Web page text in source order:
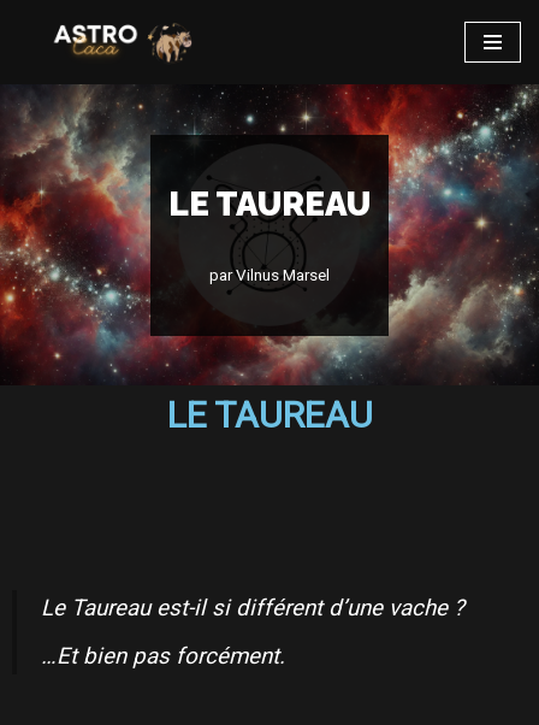
au
contenu
LE TAUREAU
parVilnus Marsel
LE TAUREAU
Le Taureau est-il si différent d’une vache ?
…Et bien pas forcément.